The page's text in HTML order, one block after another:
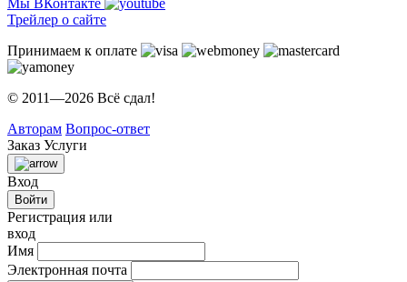
Мы ВКонтакте
Трейлер о сайте
Принимаем к оплате
© 2011—2026 Всё сдал!
Авторам Вопрос-ответ
Заказ Услуги
Вход
Войти
Регистрация или
вход
Имя
Электронная почта